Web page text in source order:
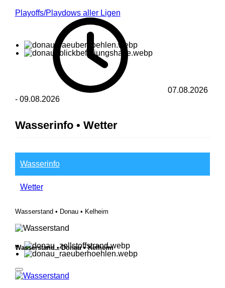
Playoffs/Playdows aller Ligen
07.08.2026
- 09.08.2026
Wasserinfo • Wetter
Wasserinfo
Wetter
Wasserstand • Donau • Kelheim
Wasserstand • Donau • Kelheim